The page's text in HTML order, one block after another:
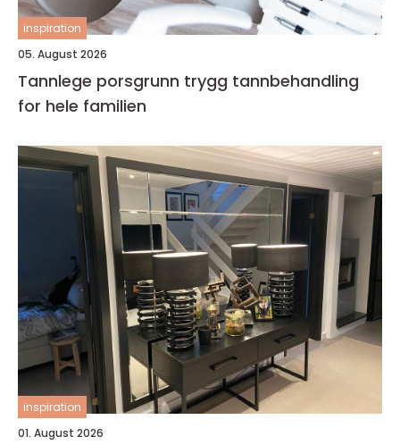
inspiration
05. August 2026
Tannlege porsgrunn trygg tannbehandling
for hele familien
inspiration
01. August 2026